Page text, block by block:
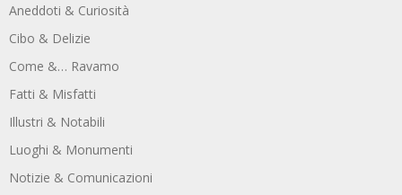
Aneddoti & Curiosità
Cibo & Delizie
Come &… Ravamo
Fatti & Misfatti
Illustri & Notabili
Luoghi & Monumenti
Notizie & Comunicazioni